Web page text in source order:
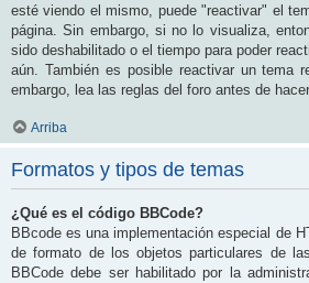
esté viendo el mismo, puede "reactivar" el
página. Sin embargo, si no lo visualiza,
sido deshabilitado o el tiempo para poder
aún. También es posible reactivar un tema
embargo, lea las reglas del foro antes de
Arriba
Formatos y tipos de temas
¿Qué es el código BBCode?
BBcode es una implementación especial de
de formato de los objetos particulares de
BBCode debe ser habilitado por la